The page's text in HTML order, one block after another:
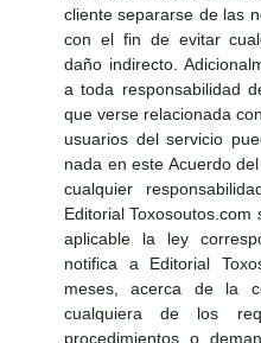
cliente separarse de las
con el fin de evitar
daño indirecto.
a toda responsabilidad
que verse relacionada
usuarios del servicio
nada en este Acuerdo
cualquier
Editorial
aplicable la ley
notifica a Editorial
meses, acerca de la
cualquiera de los
procedimientos o